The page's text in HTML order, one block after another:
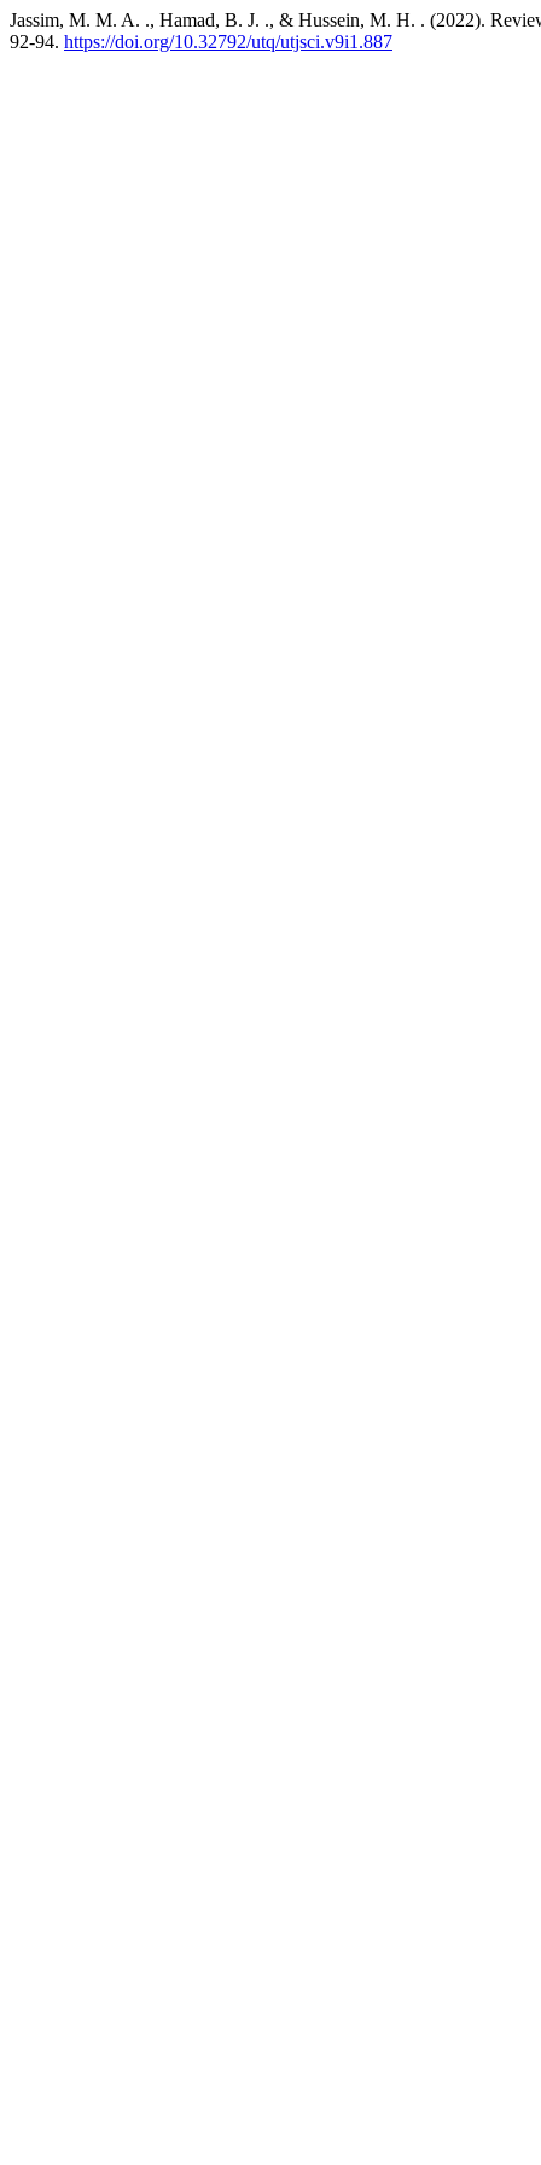
Jassim, M. M. A. ., Hamad, B. J. ., & Hussein, M. H. . (2022).
92-94. https://doi.org/10.32792/utq/utjsci.v9i1.887